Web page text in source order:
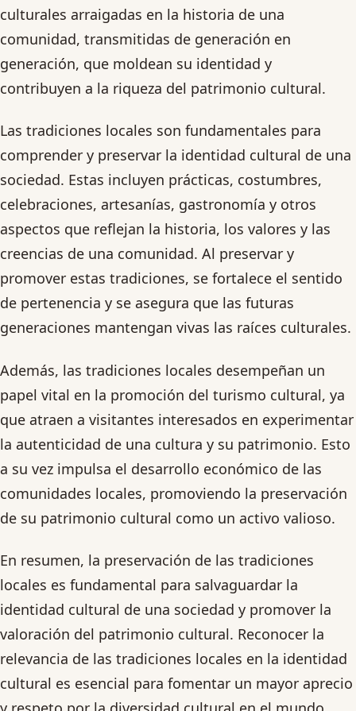
culturales arraigadas en la historia de una
comunidad, transmitidas de generación en
generación, que moldean su identidad y
contribuyen a la riqueza del patrimonio cultural.
Las tradiciones locales son fundamentales para
comprender y preservar la identidad cultural de una
sociedad. Estas incluyen prácticas, costumbres,
celebraciones, artesanías, gastronomía y otros
aspectos que reflejan la historia, los valores y las
creencias de una comunidad. Al preservar y
promover estas tradiciones, se fortalece el sentido
de pertenencia y se asegura que las futuras
generaciones mantengan vivas las raíces culturales.
Además, las tradiciones locales desempeñan un
papel vital en la promoción del turismo cultural, ya
que atraen a visitantes interesados en experimentar
la autenticidad de una cultura y su patrimonio. Esto
a su vez impulsa el desarrollo económico de las
comunidades locales, promoviendo la preservación
de su patrimonio cultural como un activo valioso.
En resumen, la preservación de las tradiciones
locales es fundamental para salvaguardar la
identidad cultural de una sociedad y promover la
valoración del patrimonio cultural. Reconocer la
relevancia de las tradiciones locales en la identidad
cultural es esencial para fomentar un mayor aprecio